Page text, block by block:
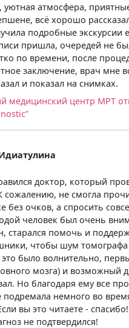
атмосфера,
всё хорошо
подробные экскурсии
пришла, очередей не
по времени, после
заключение, врач мне
и показал на снимках.
медицинский центр МРТ
доктор, который
сожалению, не смогла
без очков, а спросить
человек был очень
старался помочь и
чтобы шум
это было волнительно,
мозга) и возможный
Но благодаря ему все
подремала немного во
вы это читаете -
не подтвердился!